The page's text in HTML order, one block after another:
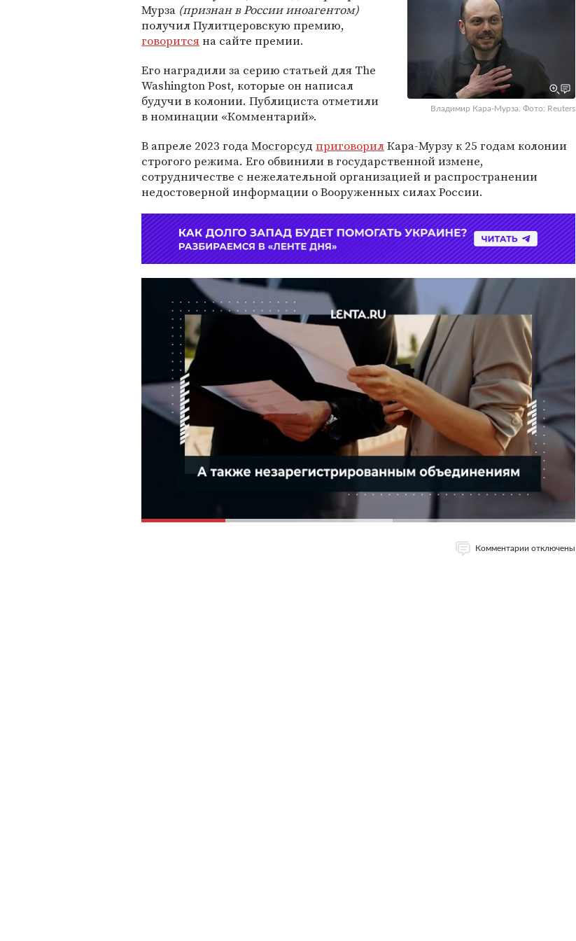
Владимир Кара-Мурза. Фото: Reuters
Мурза (признан в России иноагентом)
получил Пулитцеровскую премию,
говоритсяна сайте премии.
Его наградили за серию статьей для The
Washington Post, которые он написал
будучи в колонии. Публициста отметили
в номинации «Комментарий».
В апреле 2023 годаМосгорсуд приговорилКара-Мурзу к 25 годам колонии
строгого режима. Его обвинили в государственной измене,
сотрудничестве с нежелательной организацией и распространении
недостоверной информации о Вооруженных силах России.
Комментарии отключены